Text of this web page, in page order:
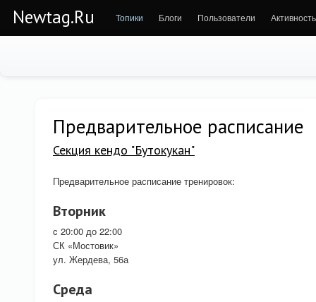
Newtag.Ru Топики Блоги Пользователи Активность
Предварительное расписание
Секция кендо "Бутокукан"
Предварительное расписание тренировок:
Вторник
c 20:00 до 22:00
СК «Мостовик»
ул. Жердева, 56а
Среда